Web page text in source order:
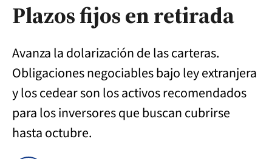
Plazos fijos en retirada
Avanza la dolarización de las carteras.
Obligaciones negociables bajo ley extranjera
y los cedear son los activos recomendados
para los inversores que buscan cubrirse
hasta octubre.